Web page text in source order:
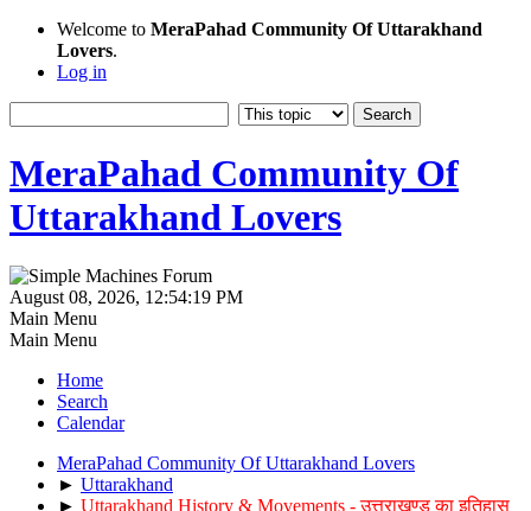
Welcome to MeraPahad Community Of Uttarakhand
Lovers.
Log in
MeraPahad Community Of
Uttarakhand Lovers
August 08, 2026, 12:54:19 PM
Main Menu
Main Menu
Home
Search
Calendar
MeraPahad Community Of Uttarakhand Lovers
► Uttarakhand
► Uttarakhand History & Movements - उत्तराखण्ड का इतिहास